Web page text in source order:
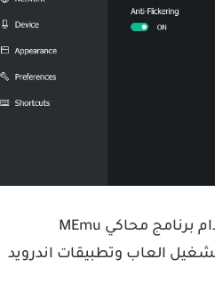
الآن يمكنك البدء في استخدام برنامج محاكي MEmu
العاب وتطبيقات اندرويد